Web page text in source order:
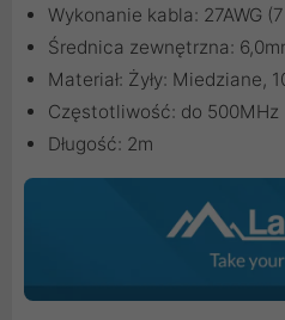
Wykonanie kabla: 27AWG
Średnica zewnętrzna:
Materiał: Żyły: Miedziane,
Częstotliwość: do 500MHz
Długość: 2m